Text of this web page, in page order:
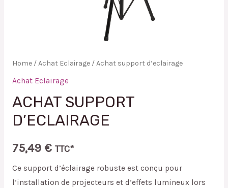
Home/Achat Eclairage/ Achat support d’eclairage
Achat Eclairage
ACHAT SUPPORT
D’ECLAIRAGE
75,49 € TTC*
Ce support d’éclairage robuste est conçu pour
l’installation de projecteurs et d’effets lumineux lors